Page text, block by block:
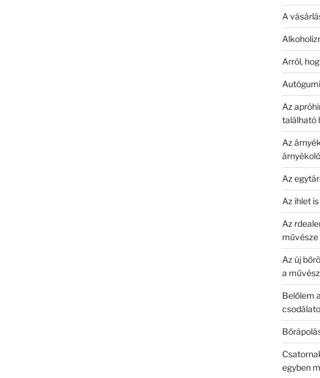
A
Arról,
Az
található
Az
Az
Az ihlet
Az
művésze
Az új
a
Belőlem
egyben